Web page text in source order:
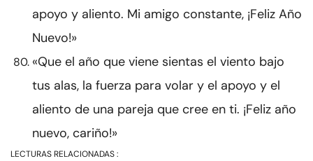
apoyo y aliento. Mi amigo constante, ¡Feliz Año
Nuevo!»
«Que el año que viene sientas el viento bajo
tus alas, la fuerza para volar y el apoyo y el
aliento de una pareja que cree en ti. ¡Feliz año
nuevo, cariño!»
LECTURAS RELACIONADAS :